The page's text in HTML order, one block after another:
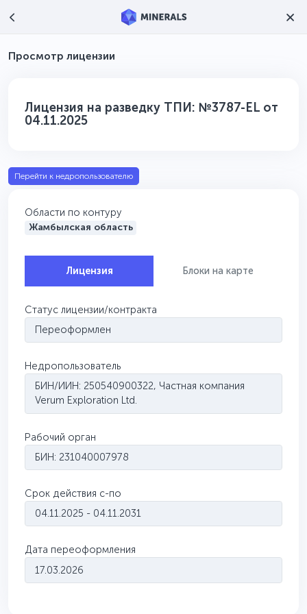
Просмотр лицензии
Лицензия на разведку ТПИ: №3787-EL от
04.11.2025
Перейти к недропользователю
Области по контуру
Жамбылская область
Лицензия Блоки на карте
Статус лицензии/контракта
Переоформлен
Недропользователь
БИН/ИИН: 250540900322, Частная компания
Verum Exploration Ltd.
Рабочий орган
БИН: 231040007978
Срок действия с-по
04.11.2025 - 04.11.2031
Дата переоформления
17.03.2026